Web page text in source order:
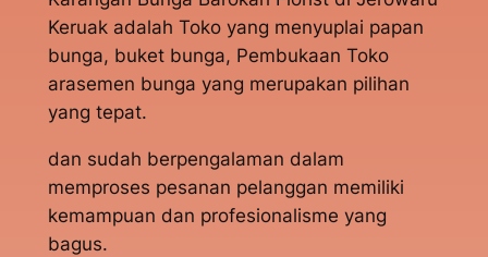
Keruak adalah Toko yang menyuplai papan
bunga, buket bunga, Pembukaan Toko
arasemen bunga yang merupakan pilihan
yang tepat.
dan sudah berpengalaman dalam
memproses pesanan pelanggan memiliki
kemampuan dan profesionalisme yang
bagus.